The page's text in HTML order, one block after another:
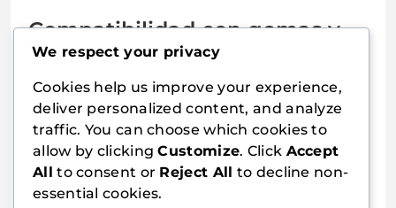
Compatibilidad con gomas y
otros equipos
La compatibilidad entre tu pala pesada y las
gomas es esencial para un rendimiento óptimo.
La goma adecuada puede mejorar las
características de la pala, aumentando la
velocidad y el spin. Generalmente, se
We respect your privacy
Cookies help us improve your experience,
deliver personalized content, and analyze
traffic. You can choose which cookies to
allow by clickingCustomize. Click Accept
All to consent or Reject All to decline non-
essential cookies.